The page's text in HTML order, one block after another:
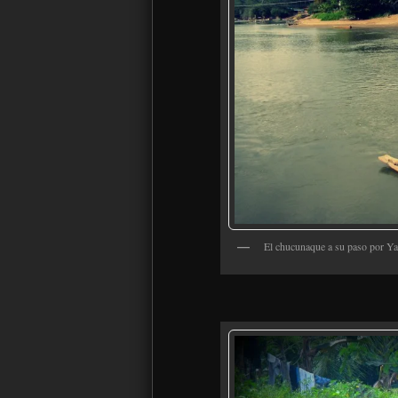
El chucunaque a su paso por